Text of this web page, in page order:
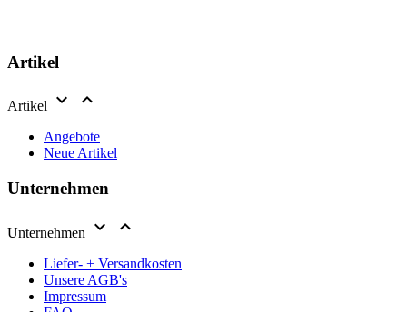
Artikel
Artikel  
Angebote
Neue Artikel
Unternehmen
Unternehmen  
Liefer- + Versandkosten
Unsere AGB's
Impressum